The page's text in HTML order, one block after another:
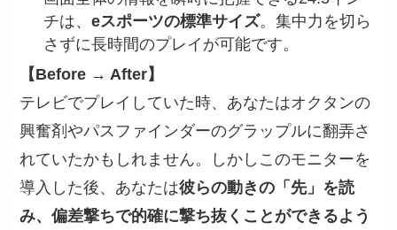
チは、eスポーツの標準サイズ。集中力を切ら
さずに長時間のプレイが可能です。
【Before → After】
テレビでプレイしていた時、あなたはオクタンの
興奮剤やパスファインダーのグラップルに翻弄さ
れていたかもしれません。しかしこのモニターを
導入した後、あなたは彼らの動きの「先」を読
み、偏差撃ちで的確に撃ち抜くことができるよう